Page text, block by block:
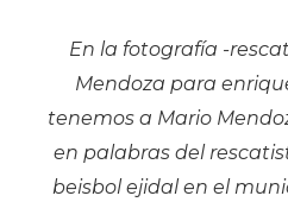
En la fotografía -
Mendoza para
tenemos a Mario
en palabras del
beisbol ejidal en el